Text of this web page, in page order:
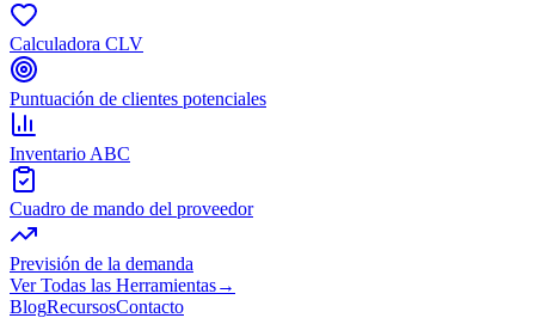
Calculadora CLV
Puntuación de clientes potenciales
Inventario ABC
Cuadro de mando del proveedor
Previsión de la demanda
Ver Todas las Herramientas→
BlogRecursosContacto